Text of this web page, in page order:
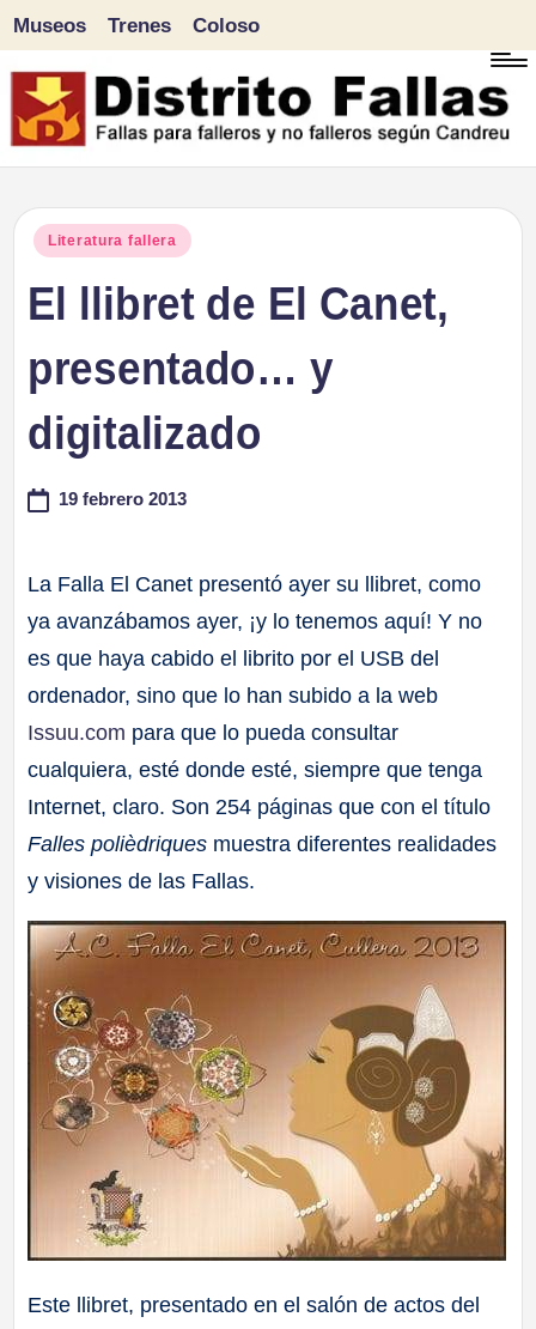
Saltar
al
Museos Trenes Coloso
Publicado
Literatura fallera
El llibret de El Canet,
presentado… y
digitalizado
19 febrero 2013
La Falla El Canet presentó ayer su llibret, como
ya avanzábamos ayer, ¡y lo tenemos aquí! Y no
es que haya cabido el librito por el USB del
ordenador, sino que lo han subido a la web
Issuu.com para que lo pueda consultar
cualquiera, esté donde esté, siempre que tenga
Internet, claro. Son 254 páginas que con el título
Falles polièdriques muestra diferentes realidades
y visiones de las Fallas.
Este llibret, presentado en el salón de actos del